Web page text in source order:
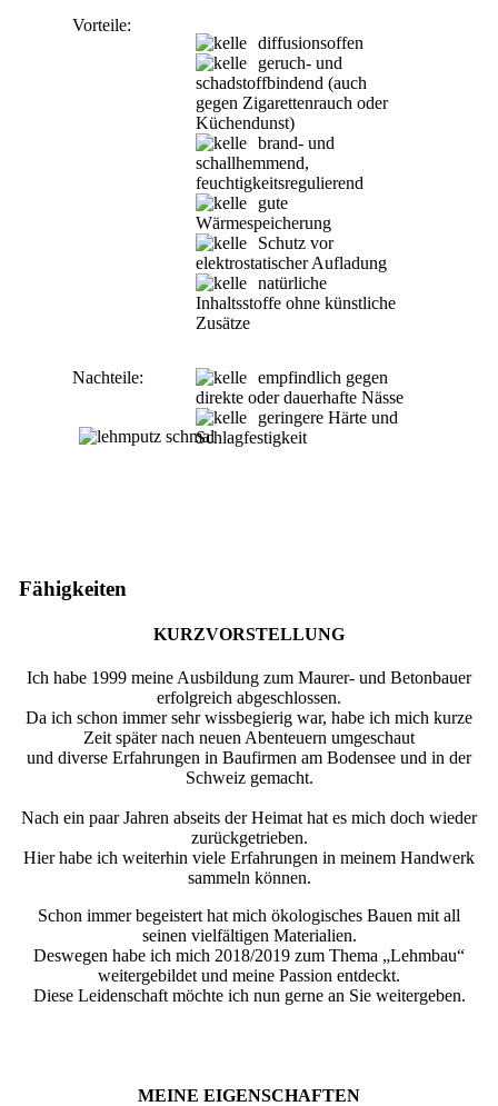
Vorteile:
diffusionsoffen
geruch- und
schadstoffbindend (auch
gegen Zigarettenrauch oder
Küchendunst)
brand- und
schallhemmend,
feuchtigkeitsregulierend
gute
Wärmespeicherung
Schutz vor
elektrostatischer Aufladung
natürliche
Inhaltsstoffe ohne künstliche
Zusätze
Nachteile:
empfindlich gegen
direkte oder dauerhafte Nässe
geringere Härte und
Schlagfestigkeit
Fähigkeiten
KURZVORSTELLUNG
Ich habe 1999 meine Ausbildung zum Maurer- und Betonbauer
erfolgreich abgeschlossen.
Da ich schon immer sehr wissbegierig war, habe ich mich kurze
Zeit später nach neuen Abenteuern umgeschaut
und diverse Erfahrungen in Baufirmen am Bodensee und in der
Schweiz gemacht.
Nach ein paar Jahren abseits der Heimat hat es mich doch wieder
zurückgetrieben.
Hier habe ich weiterhin viele Erfahrungen in meinem Handwerk
sammeln können.
Schon immer begeistert hat mich ökologisches Bauen mit all
seinen vielfältigen Materialien.
Deswegen habe ich mich 2018/2019 zum Thema „Lehmbau“
weitergebildet und meine Passion entdeckt.
Diese Leidenschaft möchte ich nun gerne an Sie weitergeben.
MEINE EIGENSCHAFTEN